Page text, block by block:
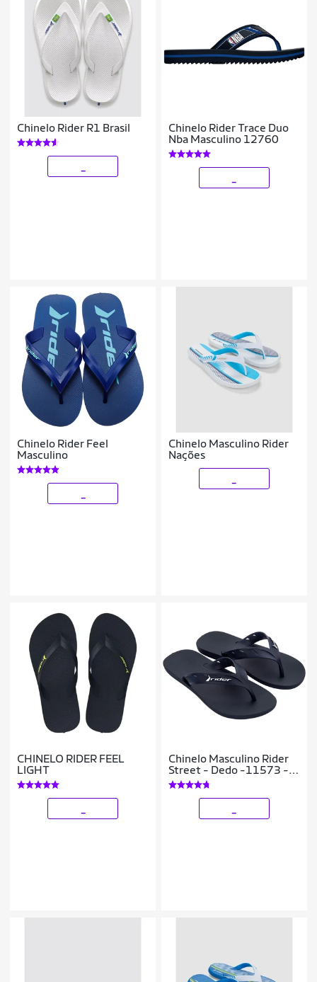
Chinelo Rider R1 Brasil
Chinelo Rider Trace Duo
Nba Masculino 12760
Chinelo Rider Feel
Masculino
Chinelo Masculino Rider
Nações
CHINELO RIDER FEEL
LIGHT
Chinelo Masculino Rider
Street - Dedo -11573 -
Original